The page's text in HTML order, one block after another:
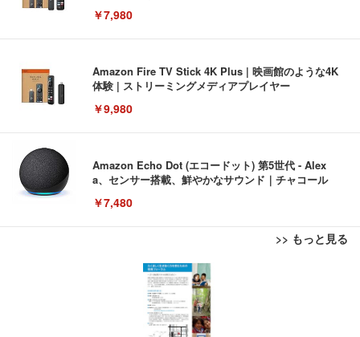
￥7,980
Amazon Fire TV Stick 4K Plus | 映画館のような4K
体験 | ストリーミングメディアプレイヤー
￥9,980
Amazon Echo Dot (エコードット) 第5世代 - Alex
a、センサー搭載、鮮やかなサウンド｜チャコール
￥7,480
>> もっと見る
[EdoErgo] オフィスチェア 椅子 テレワーク 疲れな
い 跳ね上げ式アームレスト コンパクト 約105度ロッ
キング pc 事務椅子 360度回転 座面昇降 強化ナイロ
ン樹脂ベース 通気性メッシュ 在宅ワーク H-WY01
(黒網+黒枠+黒足)
EIZO ビジネス向けプレミアムモニター | FlexScan
EV3240X-WT | 31.5型4K UHD・USB Type-C・ホワ
Amazonベーシック ペットシーツ 薄型 レギュラー 1
回使い捨て 無香料 ホワイト 300枚